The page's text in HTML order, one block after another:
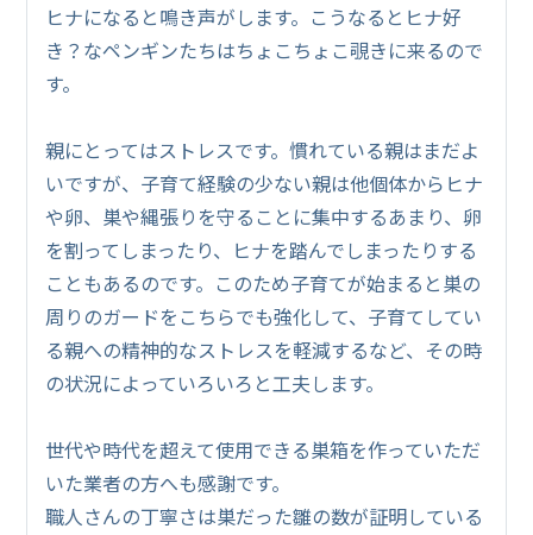
ヒナになると鳴き声がします。こうなるとヒナ好
き？なペンギンたちはちょこちょこ覗きに来るので
す。
親にとってはストレスです。慣れている親はまだよ
いですが、子育て経験の少ない親は他個体からヒナ
や卵、巣や縄張りを守ることに集中するあまり、卵
を割ってしまったり、ヒナを踏んでしまったりする
こともあるのです。このため子育てが始まると巣の
周りのガードをこちらでも強化して、子育てしてい
る親への精神的なストレスを軽減するなど、その時
の状況によっていろいろと工夫します。
世代や時代を超えて使用できる巣箱を作っていただ
いた業者の方へも感謝です。
職人さんの丁寧さは巣だった雛の数が証明している